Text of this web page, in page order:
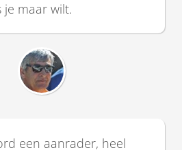
je maar wilt.
een aanrader, heel